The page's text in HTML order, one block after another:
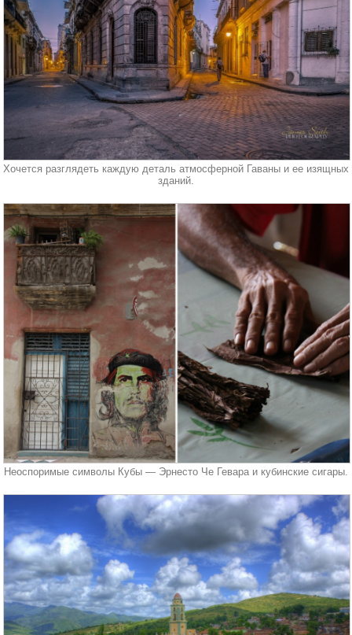
Хочется разглядеть каждую деталь атмосферной Гаваны и ее изящных
зданий.
Неоспоримые символы Кубы — Эрнесто Че Гевара и кубинские сигары.